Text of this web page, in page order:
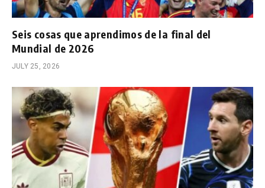
Seis cosas que aprendimos de la final del
Mundial de 2026
JULY 25, 2026